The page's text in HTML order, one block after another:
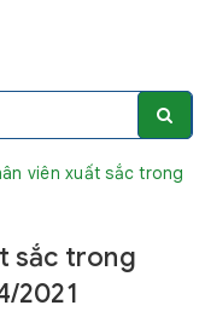
viên xuất sắc trong
sắc trong
2021